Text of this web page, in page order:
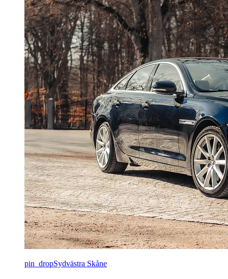
pin_dropSydvästra Skåne